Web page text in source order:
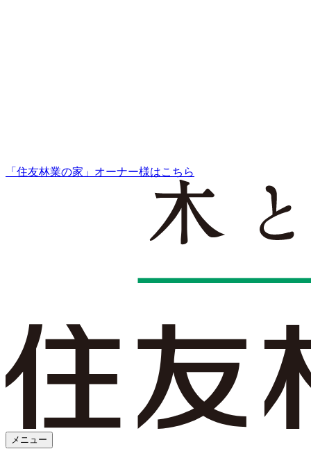
「住友林業の家」オーナー様はこちら
メニュー